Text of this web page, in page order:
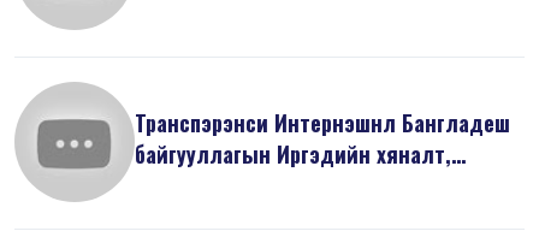
Транспэрэнси Интернэшнл Бангладеш
байгууллагын Иргэдийн хяналт,